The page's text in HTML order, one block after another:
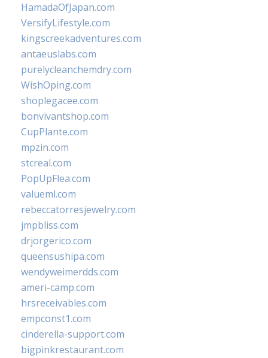
HamadaOfJapan.com
VersifyLifestyle.com
kingscreekadventures.com
antaeuslabs.com
purelycleanchemdry.com
WishOping.com
shoplegacee.com
bonvivantshop.com
CupPlante.com
mpzin.com
stcreal.com
PopUpFlea.com
valueml.com
rebeccatorresjewelry.com
jmpbliss.com
drjorgerico.com
queensushipa.com
wendyweimerdds.com
ameri-camp.com
hrsreceivables.com
empconst1.com
cinderella-support.com
bigpinkrestaurant.com